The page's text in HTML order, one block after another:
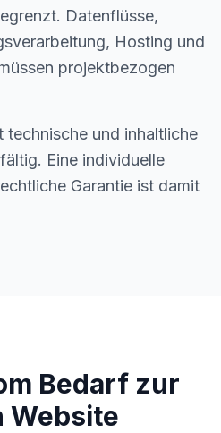
Datenflüsse,
Hosting und
projektbezogen
technische und inhaltliche
Eine individuelle
Garantie ist damit
Bedarf zur
Website